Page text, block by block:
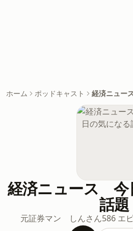
ホーム ポッドキャスト 経済ニュー
経済ニュース 今
話題
元証券マン しんさん586 エ